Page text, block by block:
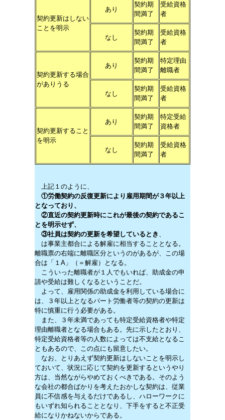
契約更新はしない
ことを明示
あり
契約期
間満了
受給資格
者
なし
契約期
間満了
受給資格
者
契約更新する場合
がありうる
あり
契約期
間満了
特定理由
離職者
なし
契約期
間満了
受給資格
者
契約更新すること
を明示
あり
契約期
間満了
特定受給
資格者
なし
契約期
間満了
受給資格
者
上記１のように、
①労働契約の反復更新により雇用期間が３年以上
となっており、
②直近の契約更新時にこれが最後の契約であるこ
とを明示せず、
③社員は契約の更新を希望しているとき 、
は事業主都合による解雇に相当することとなる。
離職票の右端に離職区分というのがあるが、この場
合は「１A」（＝解雇）となる。
こういった離職者が１人でもいれば、助成金の申
請や受給は難しくなるということだ。
よって、雇用関係の助成金を利用している場合に
は、３年以上となるパート労働者等の契約の更新は
特に慎重に行う必要がある。
また、３年未満であっても特定受給資格者や特定
理由離職者となる場合もある。先に示したとおり、
特定受給資格者等の人数によっては不支給となるこ
ともあるので、この点にも留意したい。
なお、とりあえず契約更新はしないことを明示し
ておいて、状況に応じて契約を更新するというやり
方は、当然ながらやめておくべきである。そのよう
な会社の都合ばかりを考えたおかしな契約は、従業
員に不信感を与えるだけであるし、ハローワークに
もいずれ知られることとなり、下手をすると不正受
給になりかねないからである。